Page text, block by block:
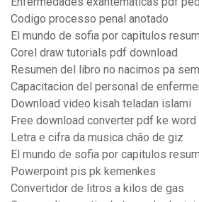
Codigo processo penal anotado
El mundo de sofia por capitulos
Corel draw tutorials pdf download
Resumen del libro no nacimos pa
Capacitacion del personal de
Download video kisah teladan islami
Free download converter pdf ke word
Letra e cifra da musica chão de giz
El mundo de sofia por capitulos
Powerpoint pis pk kemenkes
Convertidor de litros a kilos de gas